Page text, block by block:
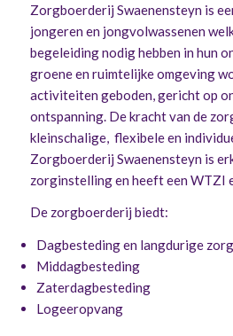
Zorgboerderij Swaenensteyn is
jongeren en jongvolwassenen
begeleiding nodig hebben in hun
groene en ruimtelijke omgeving
activiteiten geboden, gericht op
ontspanning. De kracht van de
kleinschalige, flexibele en
Zorgboerderij Swaenensteyn is
zorginstelling en heeft een WTZI
De zorgboerderij biedt:
Dagbesteding en langdurige zorg
Middagbesteding
Zaterdagbesteding
Logeeropvang